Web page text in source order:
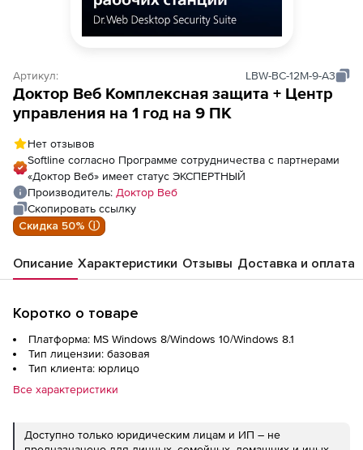
Артикул: LBW-BC-12M-9-A3
Доктор Веб Комплексная защита + Центр
управления на 1 год на 9 ПК
Нет отзывов
Softline согласно Программе сотрудничества с партнерами
«Доктор Веб» имеет статус ЭКСПЕРТНЫЙ
Производитель: Доктор Веб
Скопировать ссылку
Скидка 50% ⓘ
Описание Характеристики Отзывы Доставка и оплата
Коротко о товаре
Платформа: MS Windows 8/Windows 10/Windows 8.1
Тип лицензии: базовая
Тип клиента: юрлицо
Все характеристики
Доступно только юридическим лицам и ИП – не